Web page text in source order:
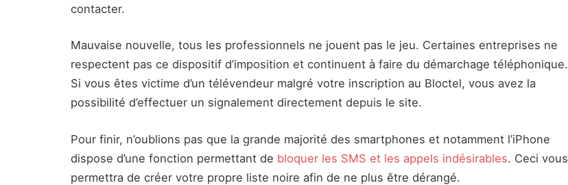
contacter.
Mauvaise nouvelle, tous les professionnels ne jouent pas le jeu. Certaines entreprises ne
respectent pas ce dispositif d’imposition et continuent à faire du démarchage téléphonique.
Si vous êtes victime d’un télévendeur malgré votre inscription au Bloctel, vous avez la
possibilité d’effectuer un signalement directement depuis le site.
Pour finir, n’oublions pas que la grande majorité des smartphones et notamment l’iPhone
dispose d’une fonction permettant de bloquer les SMS et les appels indésirables. Ceci vous
permettra de créer votre propre liste noire afin de ne plus être dérangé.